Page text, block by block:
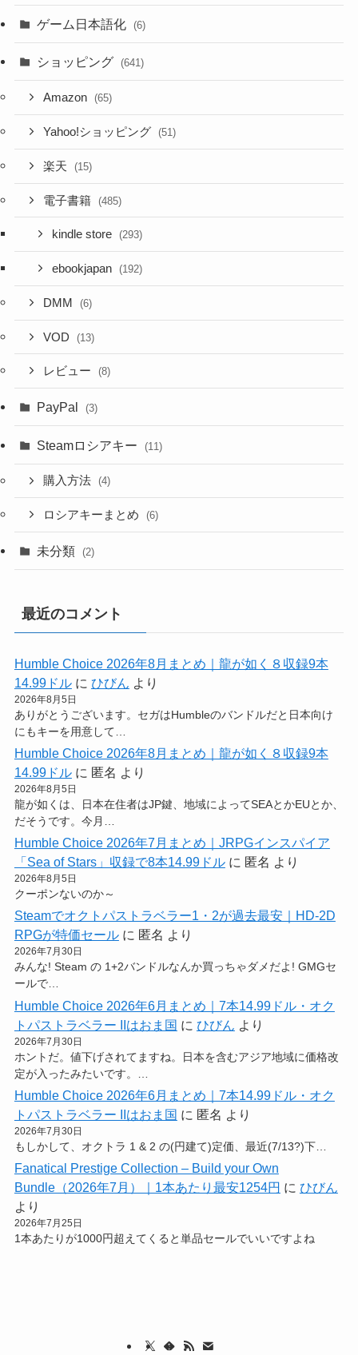
ゲーム日本語化 (6)
ショッピング (641)
Amazon (65)
Yahoo!ショッピング (51)
楽天 (15)
電子書籍 (485)
kindle store (293)
ebookjapan (192)
DMM (6)
VOD (13)
レビュー (8)
PayPal (3)
Steamロシアキー (11)
購入方法 (4)
ロシアキーまとめ (6)
未分類 (2)
最近のコメント
Humble Choice 2026年8月まとめ｜龍が如く８収録9本
14.99ドルに ひびん より
2026年8月5日
ありがとうございます。セガはHumbleのバンドルだと日本向け
にもキーを用意して…
Humble Choice 2026年8月まとめ｜龍が如く８収録9本
14.99ドルに 匿名 より
2026年8月5日
龍が如くは、日本在住者はJP鍵、地域によってSEAとかEUとか、
だそうです。今月…
Humble Choice 2026年7月まとめ｜JRPGインスパイア
「Sea of Stars」収録で8本14.99ドルに 匿名 より
2026年8月5日
クーポンないのか～
Steamでオクトパストラベラー1・2が過去最安｜HD-2D
RPGが特価セールに 匿名 より
2026年7月30日
みんな! Steam の 1+2バンドルなんか買っちゃダメだよ! GMGセ
ールで…
Humble Choice 2026年6月まとめ｜7本14.99ドル・オク
トパストラベラー IIはおま国 に ひびん より
2026年7月30日
ホントだ。値下げされてますね。日本を含むアジア地域に価格改
定が入ったみたいです。…
Humble Choice 2026年6月まとめ｜7本14.99ドル・オク
トパストラベラー IIはおま国 に 匿名 より
2026年7月30日
もしかして、オクトラ 1 & 2 の(円建て)定価、最近(7/13?)下…
Fanatical Prestige Collection – Build your Own
Bundle（2026年7月）｜1本あたり最安1254円 に ひびん
より
2026年7月25日
1本あたりが1000円超えてくると単品セールでいいですよね